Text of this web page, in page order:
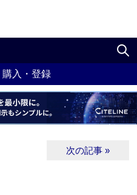
購入・登録
次の記事 »